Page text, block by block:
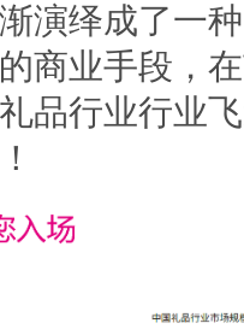
演绎成了一
商业手段，
品行业行业